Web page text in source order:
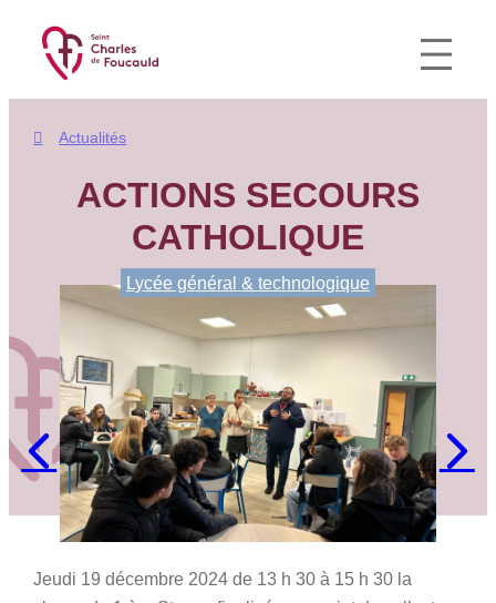
contenu
Actualités
ACTIONS SECOURS
CATHOLIQUE
Lycée général & technologique
Jeudi 19 décembre 2024 de 13 h 30 à 15 h 30 la